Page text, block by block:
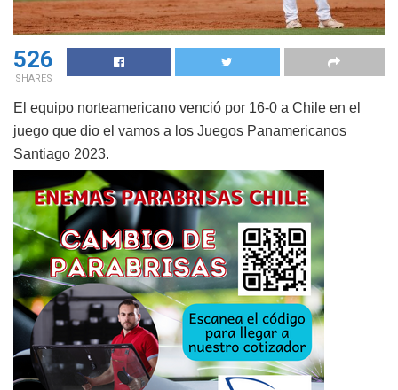
526
SHARES
El equipo norteamericano venció por 16-0 a Chile en el
juego que dio el vamos a los Juegos Panamericanos
Santiago 2023.